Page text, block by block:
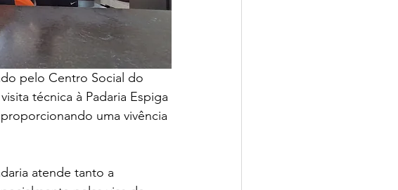
pelo Centro Social do
técnica à Padaria Espiga
uma vivência
atende tanto a